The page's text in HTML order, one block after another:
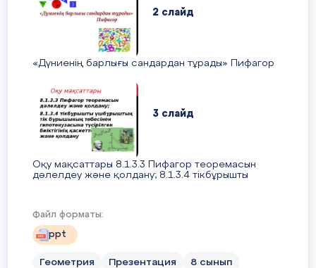
Биіктіктің ұзындығын табыңыз.
2 слайд
«Дүниенің барлығы сандардан тұрады» Пифагор
3 слайд
Оқу мақсаттары 8.1.3.3 Пифагор теоремасын
дәлелдеу және қолдану; 8.1.3.4 тікбұрышты
4 слайд
Файл форматы:
ppt
Геометрия Презентация 8 сынып